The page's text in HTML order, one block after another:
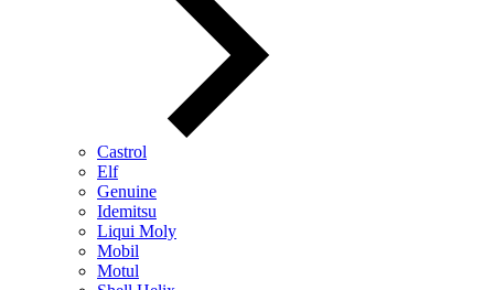
Castrol
Elf
Genuine
Idemitsu
Liqui Moly
Mobil
Motul